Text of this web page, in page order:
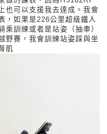
也可以支援我去達成。我會
，如果是226公里超級鐵人
乘訓練或者是站姿（抽車）
野賽，我會訓練站姿踩與坐
肌